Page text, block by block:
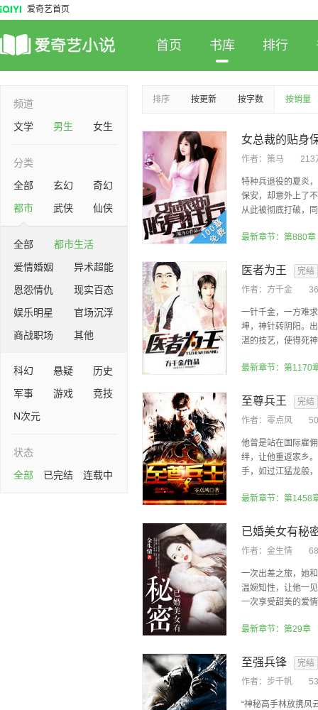
爱奇艺首页
首页 书库 排行
频道
文学
男生 女生
分类
全部
玄幻
奇幻
都市
武侠 仙侠
全部
都市生活
爱情婚姻
异术超能
恩怨情仇
现实百态
娱乐明星
官场沉浮
商战职场
其他
科幻 悬疑
历史
军事
游戏
竞技
N次元
状态
全部
已完结 连载中
排序 按更新 按字数 按销量
女总裁的贴身
作者： 策马 213
特种兵退役的夏炎
保安，却意外上了
从此被彻底打破，
最新章节：第880
医者为王
完结
作者： 方千金
一针千金，一方难
坤，神针转阴阳。
湛的技艺，使得死
最新章节：第1170
至尊兵王
完结
作者： 零点风
他曾是站在国际雇
绊，让他重返家乡
手，如过江猛龙般
最新章节：第1458
已婚美女有秘
作者： 金生情
一次出差之旅，她
温婉知性，让他一
一次享受甜美的爱
最新章节：第29章
至强兵锋
完结
作者： 步千帆
“神秘高手林放携风